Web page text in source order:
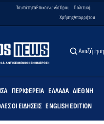
ΤαυτότηταΕπικοινωνίαΌροι
Χρήσης
Πολιτική
Απορρήτου
Αναζήτηση
ΠΕΡΙΦΈΡΕΙΑ ΕΛΛΆΔΑ ΔΙΕΘΝΉ
ΟΙ ΕΙΔΉΣΕΙΣ ENGLISH EDITION